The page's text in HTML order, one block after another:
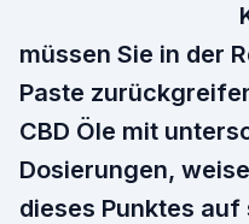
müssen Sie in der
Paste
CBD Öle mit
Dosierungen,
dieses Punktes